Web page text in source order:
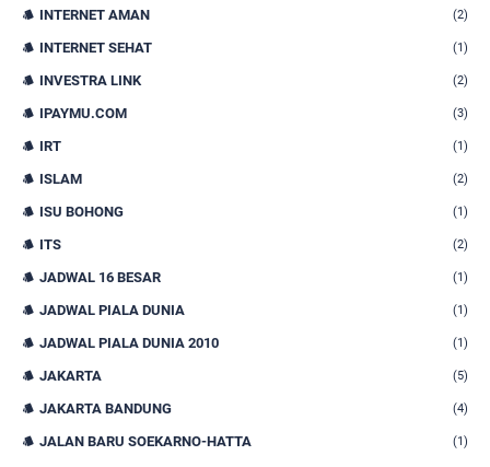
INTERNET AMAN (2)
INTERNET SEHAT (1)
INVESTRA LINK (2)
IPAYMU.COM (3)
IRT (1)
ISLAM (2)
ISU BOHONG (1)
ITS (2)
JADWAL 16 BESAR (1)
JADWAL PIALA DUNIA (1)
JADWAL PIALA DUNIA 2010 (1)
JAKARTA (5)
JAKARTA BANDUNG (4)
JALAN BARU SOEKARNO-HATTA (1)